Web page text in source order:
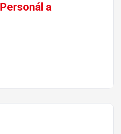
Personál a